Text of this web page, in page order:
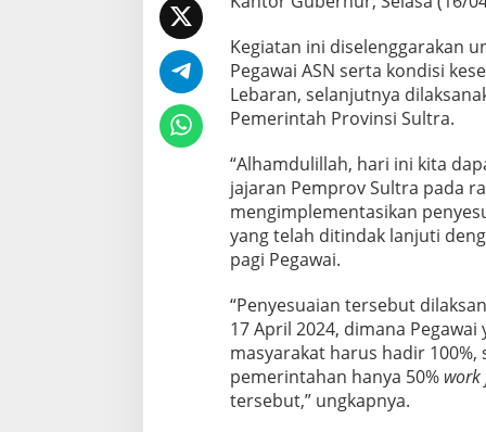
a
L
i
b
r
Kegiatan ini diselenggarakan
Pegawai ASN serta kondisi
Lebaran, selanjutnya
Pemerintah Provinsi Sultra.
“Alhamdulillah, hari ini kita
jajaran Pemprov Sultra pada
mengimplementasikan
yang telah ditindak lanjuti
pagi Pegawai.
“Penyesuaian tersebut
17 April 2024, dimana
masyarakat harus hadir
pemerintahan hanya 50% work
tersebut,” ungkapnya.